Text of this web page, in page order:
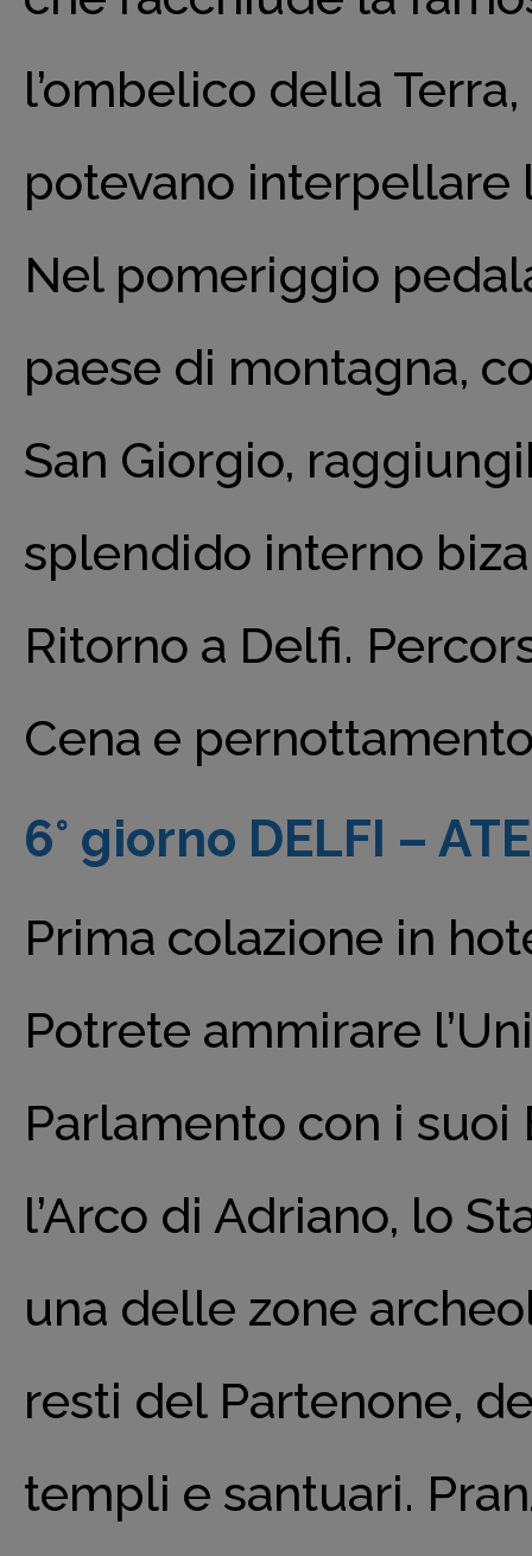
l’ombelico della
potevano interpellare
Nel pomeriggio
paese di montagna,
San Giorgio,
splendido interno
Ritorno a Delfi.
Cena e
6° giorno DELFI –
Prima colazione in
Potrete ammirare
Parlamento con i
l’Arco di Adriano, lo
una delle zone
resti del Partenone,
templi e santuari.